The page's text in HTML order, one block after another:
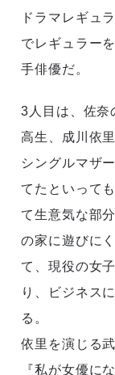
ドラマレギュ
でレギュラー
手俳優だ。
3人目は、佐奈
高生、成川依
シングルマザ
てたといって
て生意気な部
の家に遊びに
て、現役の女
り、ビジネス
る。
依里を演じる
『私が女優に